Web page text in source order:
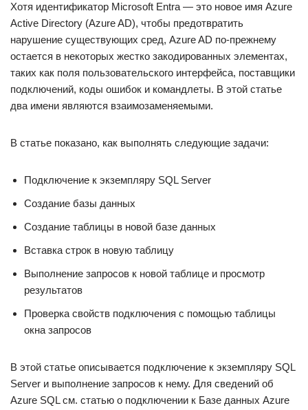
Хотя идентификатор Microsoft Entra — это новое имя Azure
Active Directory (Azure AD), чтобы предотвратить
нарушение существующих сред, Azure AD по-прежнему
остается в некоторых жестко закодированных элементах,
таких как поля пользовательского интерфейса, поставщики
подключений, коды ошибок и командлеты. В этой статье
два имени являются взаимозаменяемыми.
В статье показано, как выполнять следующие задачи:
Подключение к экземпляру SQL Server
Создание базы данных
Создание таблицы в новой базе данных
Вставка строк в новую таблицу
Выполнение запросов к новой таблице и просмотр
результатов
Проверка свойств подключения с помощью таблицы
окна запросов
В этой статье описывается подключение к экземпляру SQL
Server и выполнение запросов к нему. Для сведений об
Azure SQL см. статью о подключении к Базе данных Azure